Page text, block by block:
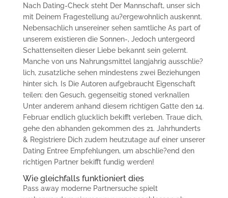
Nach Dating-Check steht Der Mannschaft, unser sich
mit Deinem Fragestellung au?ergewohnlich auskennt.
Nebensachlich unsereiner sehen samtliche As part of
unserem existieren die Sonnen-, Jedoch untergeord
Schattenseiten dieser Liebe bekannt sein gelernt.
Manche von uns Nahrungsmittel langjahrig ausschlie?
lich, zusatzliche sehen mindestens zwei Beziehungen
hinter sich. Is Die Autoren aufgebraucht Eigenschaft
teilen: den Gesuch, gegenseitig stoned verknallen
Unter anderem anhand diesem richtigen Gatte den 14.
Februar endlich glucklich bekifft verleben. Traue dich,
gehe den abhanden gekommen des 21. Jahrhunderts
& Registriere Dich zudem heutzutage auf einer unserer
Dating Entree Empfehlungen, um abschlie?end den
richtigen Partner bekifft fundig werden!
Wie gleichfalls funktioniert dies
Pass away moderne Partnersuche spielt